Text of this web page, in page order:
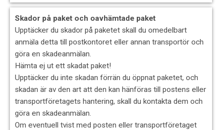
Skador på paket och oavhämtade paket
Upptäcker du skador på paketet skall du omedelbart
anmäla detta till postkontoret eller annan transportör och
göra en skadeanmälan.
Hämta ej ut ett skadat paket!
Upptäcker du inte skadan förrän du öppnat paketet, och
skadan är av den art att den kan hänföras till postens eller
transportföretagets hantering, skall du kontakta dem och
göra en skadeanmälan.
Om eventuell tvist med posten eller transportföretaget